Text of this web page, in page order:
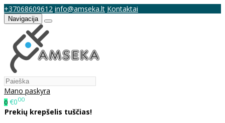
+37068609612 info@amseka.lt Kontaktai
Navigacija
Mano paskyra
0 €000
Prekių krepšelis tuščias!